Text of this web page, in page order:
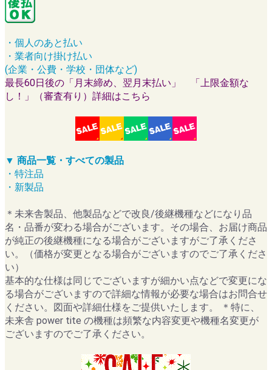
・個人のあと払い
・業者向け掛け払い
(企業・公費・学校・団体など)
最長60日後の「月末締め、翌月末払い」 「上限金額な
し！」（審査有り）詳細はこちら
▼ 商品一覧・すべての製品
・特注品
・新製品
＊未来舎製品、他製品などで改良/後継機種などになり品
名・品番が変わる場合がございます。その場合、お届け商品
が純正の後継機種になる場合がございますがご了承くださ
い。（価格が変更となる場合がございますのでご了承くださ
い）
基本的な仕様は同じでございますが細かい点などで変更にな
る場合がございますので詳細な情報が必要な場合はお問合せ
ください。図面や詳細仕様をご提供いたします。 ＊特に、
未来舎 power tite の機種は頻繁な内容変更や機種名変更が
ございますのでご了承ください。